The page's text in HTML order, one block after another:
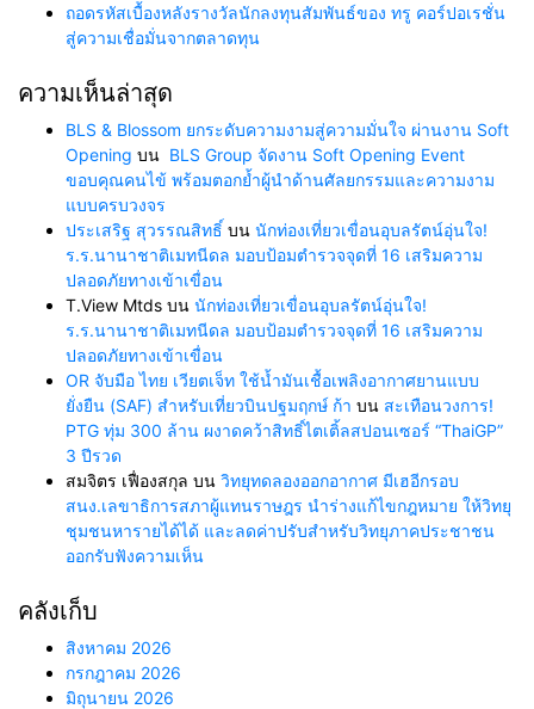
ถอดรหัสเบื้องหลังรางวัลนักลงทุนสัมพันธ์ของ ทรู คอร์ปอเรชั่น
สู่ความเชื่อมั่นจากตลาดทุน
ความเห็นล่าสุด
BLS & Blossom ยกระดับความงามสู่ความมั่นใจ ผ่านงาน Soft
Opening บน BLS Group จัดงาน Soft Opening Event
ขอบคุณคนไข้ พร้อมตอกย้ำผู้นำด้านศัลยกรรมและความงาม
แบบครบวงจร
ประเสริฐ สุวรรณสิทธิ์ บน นักท่องเที่ยวเขื่อนอุบลรัตน์อุ่นใจ!
ร.ร.นานาชาติเมทนีดล มอบป้อมตำรวจจุดที่ 16 เสริมความ
ปลอดภัยทางเข้าเขื่อน
T.View Mtds บน นักท่องเที่ยวเขื่อนอุบลรัตน์อุ่นใจ!
ร.ร.นานาชาติเมทนีดล มอบป้อมตำรวจจุดที่ 16 เสริมความ
ปลอดภัยทางเข้าเขื่อน
OR จับมือ ไทย เวียตเจ็ท ใช้น้ำมันเชื้อเพลิงอากาศยานแบบ
ยั่งยืน (SAF) สำหรับเที่ยวบินปฐมฤกษ์ ก้า บน สะเทือนวงการ!
PTG ทุ่ม 300 ล้าน ผงาดคว้าสิทธิ์ไตเติ้ลสปอนเซอร์ “ThaiGP”
3 ปีรวด
สมจิตร เฟื่องสกุล บน วิทยุทดลองออกอากาศ มีเฮอีกรอบ
สนง.เลขาธิการสภาผู้แทนราษฎร นำร่างแก้ไขกฎหมาย ให้วิทยุ
ชุมชนหารายได้ได้ และลดค่าปรับสำหรับวิทยุภาคประชาชน
ออกรับฟังความเห็น
คลังเก็บ
สิงหาคม 2026
กรกฎาคม 2026
มิถุนายน 2026